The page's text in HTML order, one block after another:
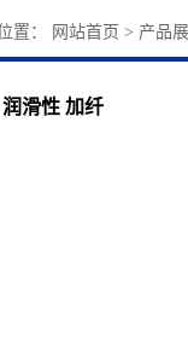
置： 网站首页 > 产品
滑性 加纤